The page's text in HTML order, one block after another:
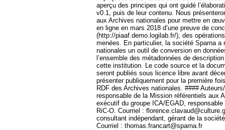
aperçu des principes qui ont guidé
v0.1, puis de leur contenu. Nous
aux Archives nationales pour mettre en
en ligne en mars 2018 d’une preuve de
(http://piaaf.demo.logilab.fr/), des
menées. En particulier, la société Sparna a
nationales un outil de conversion en
l’ensemble des métadonnées de
cette institution. Le code source et la
seront publiés sous licence libre avant
présenter publiquement pour la première
RDF des Archives nationales. ####
responsable de la Mission référentiels aux
exécutif du groupe ICA/EGAD, responsable
RiC-O. Courriel :
consultant indépendant, gérant de la
Courriel : thomas.francart@sparna.fr